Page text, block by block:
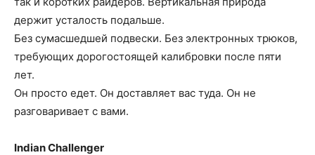
держит усталость подальше.
Без сумасшедшей подвески. Без электронных трюков,
требующих дорогостоящей калибровки после пяти
лет.
Он просто едет. Он доставляет вас туда. Он не
разговаривает с вами.
Indian Challenger